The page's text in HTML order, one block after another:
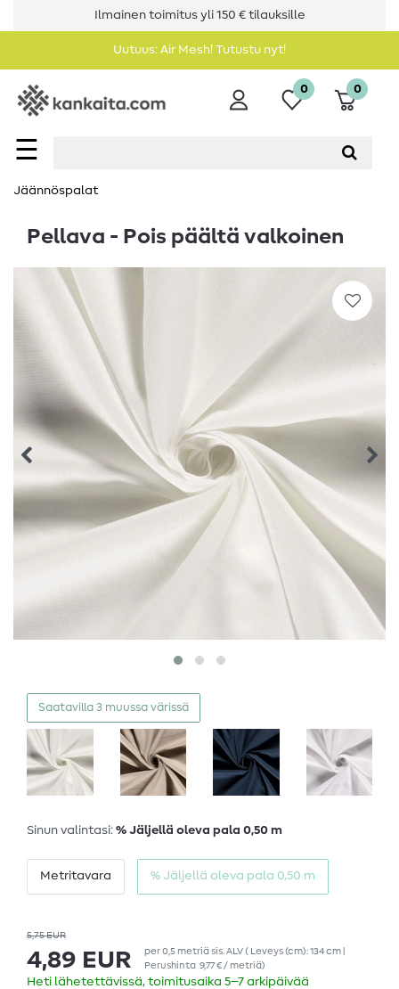
Ilmainen toimitus yli 150 € tilauksille
Uutuus: Air Mesh! Tutustu nyt!
☰
0 0
Jäännöspalat
Pellava - Pois päältä valkoinen
Saatavilla 3 muussa värissä
Sinun valintasi: % Jäljellä oleva pala 0,50 m
Metritavara % Jäljellä oleva pala 0,50 m
5,75 EUR
4,89 EUR per0,5 metriäsis. ALV( Leveys (cm): 134 cm |
Perushinta 9,77 € / metriä)
Heti lähetettävissä, toimitusaika 5–7 arkipäivää